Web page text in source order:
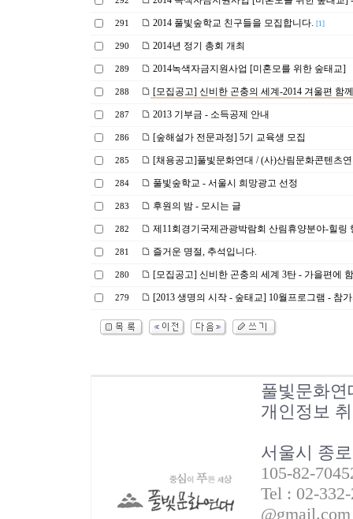
291 2014 풀빛숲학교 친구들을 모집합니다. [1]
290 2014년 정기 총회 개최
289 2014녹색자금지원사업 [미혼모를 위한 숲태교]
288 [모집공고] 신비한 곤충의 세계-2014 겨울편 함
287 2013 기부금 - 소득공제 안내
286 [숲해설가 전문과정] 5기 교육생 모집
285 [채용공고]풀빛문화연대 / (사)산림문화콘텐츠
284 풀빛숲학교 - 서울시 희망광고 선정
283 후원의 밤 - 모시는 글
282 제11회경기국제관광박람회 산림휴양분야-힐링
281 즐거운 명절, 추석입니다.
280 [모집공고] 신비한 곤충의 세계 3탄 - 가을편에
279 [2013 생명의 시작 - 숲태교] 10월프로그램 - 참
풀빛문화연
개인정보
서울시 종
105-82-
Tel : 02-
@gmail.com